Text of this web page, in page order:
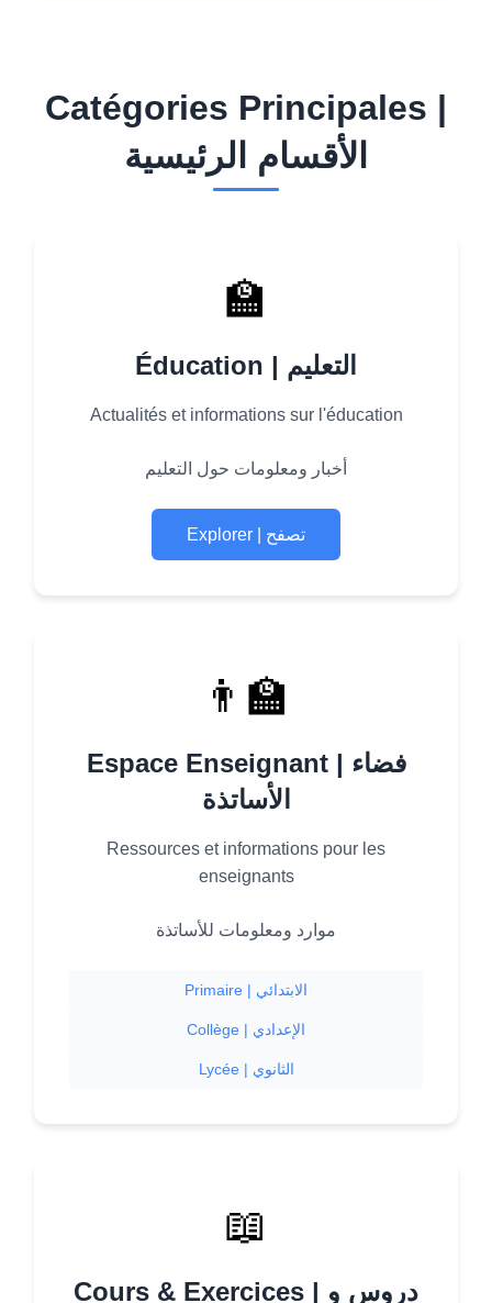
Catégories Principales |
الأقسام الرئيسية
🏫
Éducation | التعليم
Actualités et informations sur l'éducation
أخبار ومعلومات حول التعليم
Explorer | تصفح
👨‍🏫
Espace Enseignant | فضاء
الأساتذة
Ressources et informations pour les
enseignants
موارد ومعلومات للأساتذة
Primaire | الابتدائي
Collège | الإعدادي
Lycée | الثانوي
📖
Cours & Exercices | دروس و